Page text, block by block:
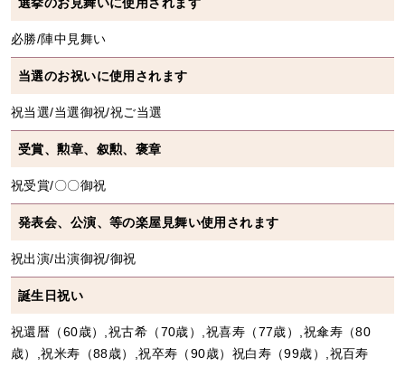
必勝/陣中見舞い
当選のお祝いに使用されます
祝当選/当選御祝/祝ご当選
受賞、勲章、叙勲、褒章
祝受賞/〇〇御祝
発表会、公演、等の楽屋見舞い使用されます
祝出演/出演御祝/御祝
誕生日祝い
祝還暦（60歳）,祝古希（70歳）,祝喜寿（77歳）,祝傘寿（80
歳）,祝米寿（88歳）,祝卒寿（90歳）祝白寿（99歳）,祝百寿